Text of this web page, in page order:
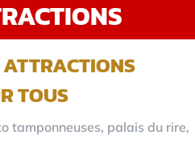
TOUS
tamponneuses, palais du rire,